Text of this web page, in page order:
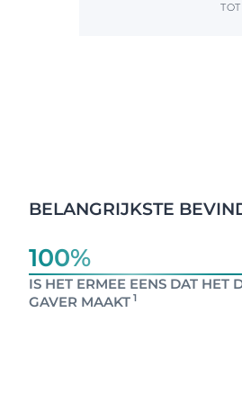
BELANGRIJKSTE
100%
IS HET ERMEE EENS DAT HET
GAVER MAAKT 1